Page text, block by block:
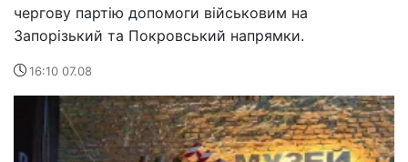
чергову партію допомоги військовим на
Запорізький та Покровський напрямки.
16:10 07.08